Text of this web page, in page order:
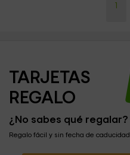
TARJETAS
REGALO
¿No sabes qué regalar?
Regalo fácil y sin fecha de caducidad